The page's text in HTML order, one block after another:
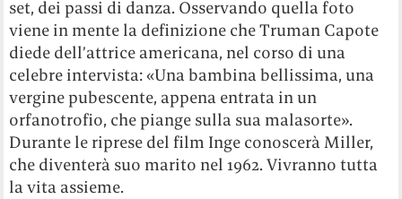
set, dei passi di danza. Osservando quella foto
viene in mente la definizione che Truman Capote
diede dell’attrice americana, nel corso di una
celebre intervista: «Una bambina bellissima, una
vergine pubescente, appena entrata in un
orfanotrofio, che piange sulla sua malasorte».
Durante le riprese del film Inge conoscerà Miller,
che diventerà suo marito nel 1962. Vivranno tutta
la vita assieme.